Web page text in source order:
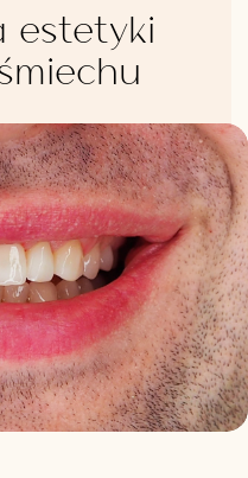
estetyki